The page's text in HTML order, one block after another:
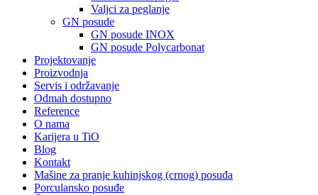
Valjci za peglanje
GN posude
GN posude INOX
GN posude Polycarbonat
Projektovanje
Proizvodnja
Servis i održavanje
Odmah dostupno
Reference
O nama
Karijera u TiO
Blog
Kontakt
Mašine za pranje kuhinjskog (crnog) posuđa
Porculansko posuđe